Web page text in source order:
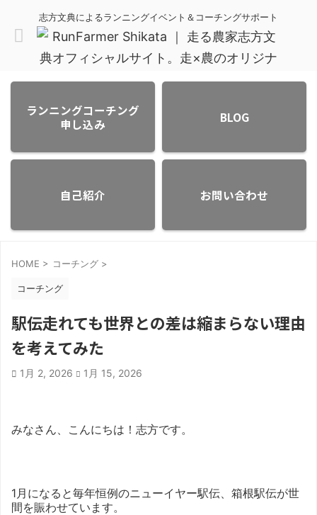
志方文典によるランニングイベント＆コーチングサポート
ランニングコーチング
申し込み
BLOG
自己紹介 お問い合わせ
HOME > コーチング >
コーチング
駅伝走れても世界との差は縮まらない理由
を考えてみた
1月 2, 2026 1月 15, 2026
みなさん、こんにちは！志方です。
1月になると毎年恒例のニューイヤー駅伝、箱根駅伝が世
間を賑わせています。